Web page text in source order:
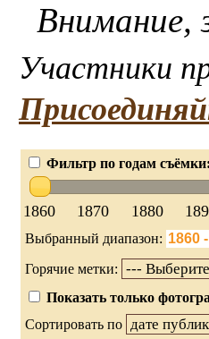
Внимание,
Участники
Фильтр по годам
1860 1870 1880
Выбранный диапазон:
Горячие метки:
Показать только
Сортировать по